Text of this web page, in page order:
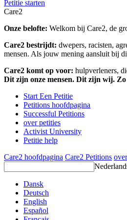
Petitie starten
Care2
Onze belofte: Welkom bij Care2, de
Care2 bestrijdt: dwepers, racisten,
mensen. Als jouw mening aansluit bij
Care2 komt op voor: hulpverleners,
Dit zijn onze mensen. Dit zijn wij.
Start Een Petitie
Petitions hoofdpagina
Successful Petitions
over petities
Activist University
Petitie help
Care2 hoofdpagina Care2 Petitions
Dansk
Deutsch
English
Español